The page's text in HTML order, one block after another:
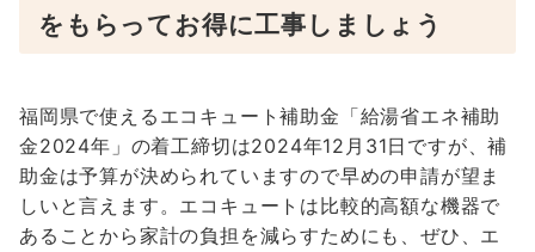
をもらってお得に工事しましょう
福岡県で使えるエコキュート補助金「給湯省エネ補助
金2024年」の着工締切は2024年12月31日ですが、補
助金は予算が決められていますので早めの申請が望ま
しいと言えます。エコキュートは比較的高額な機器で
あることから家計の負担を減らすためにも、ぜひ、エ